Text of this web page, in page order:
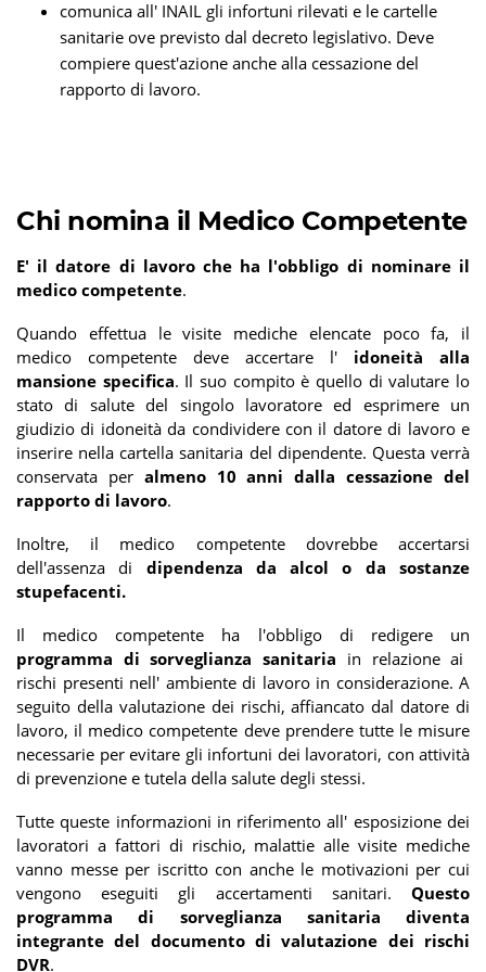
comunica all' INAIL gli infortuni rilevati e le cartelle
sanitarie ove previsto dal decreto legislativo. Deve
compiere quest'azione anche alla cessazione del
rapporto di lavoro.
Chi nomina il Medico Competente
E' il datore di lavoro che ha l'obbligo di nominare il
medico competente.
Quando effettua le visite mediche elencate poco fa, il
medico competente deve accertare l' idoneità alla
mansione specifica. Il suo compito è quello di valutare lo
stato di salute del singolo lavoratore ed esprimere un
giudizio di idoneità da condividere con il datore di lavoro e
inserire nella cartella sanitaria del dipendente. Questa verrà
conservata per almeno 10 anni dalla cessazione del
rapporto di lavoro.
Inoltre, il medico competente dovrebbe accertarsi
dell'assenza di dipendenza da alcol o da sostanze
stupefacenti.
Il medico competente ha l'obbligo di redigere un
programma di sorveglianza sanitaria in relazione ai
rischi presenti nell' ambiente di lavoro in considerazione. A
seguito della valutazione dei rischi, affiancato dal datore di
lavoro, il medico competente deve prendere tutte le misure
necessarie per evitare gli infortuni dei lavoratori, con attività
di prevenzione e tutela della salute degli stessi.
Tutte queste informazioni in riferimento all' esposizione dei
lavoratori a fattori di rischio, malattie alle visite mediche
vanno messe per iscritto con anche le motivazioni per cui
vengono eseguiti gli accertamenti sanitari. Questo
programma di sorveglianza sanitaria diventa
integrante del documento di valutazione dei rischi
DVR.